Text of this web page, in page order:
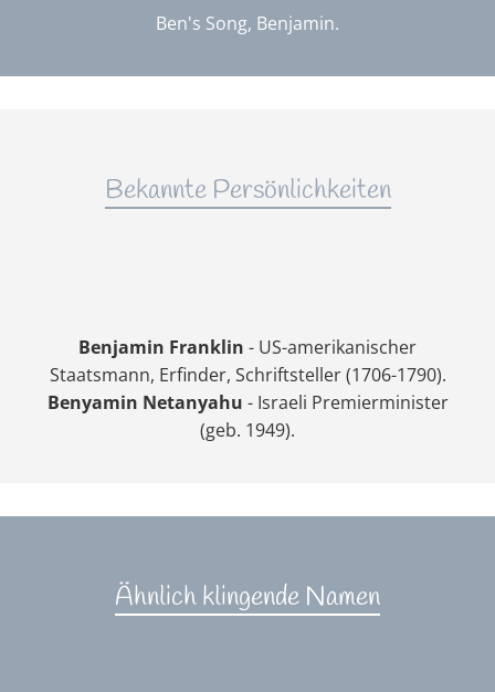
Ben's Song, Benjamin.
Bekannte Persönlichkeiten
Benjamin Franklin - US-amerikanischer
Staatsmann, Erfinder, Schriftsteller (1706-1790).
Benyamin Netanyahu - Israeli Premierminister
(geb. 1949).
Ähnlich klingende Namen